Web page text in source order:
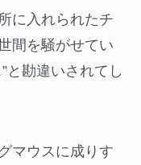
に入れられたチ
間を騒がせてい
と勘違いされてし
マウスに成りす